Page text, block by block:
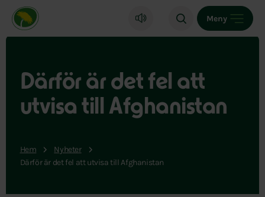
Miljöpartiet de gröna, startsida
Meny
Därför är det fel att
utvisa till Afghanistan
Hem
Nyheter
Därför är det fel att utvisa till Afghanistan